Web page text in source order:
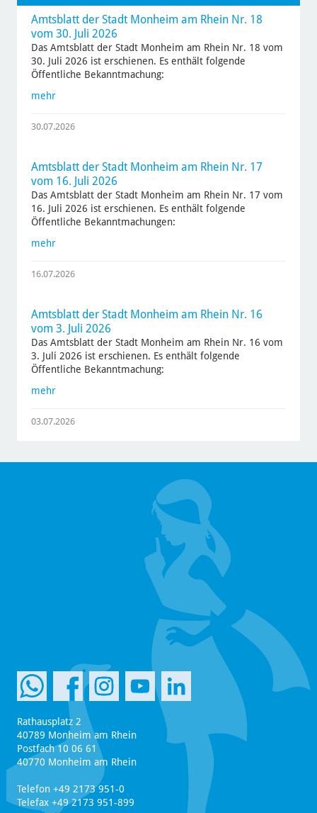
Amtsblatt der Stadt Monheim am Rhein Nr. 18
vom 30. Juli 2026
Das Amtsblatt der Stadt Monheim am Rhein Nr. 18 vom
30. Juli 2026 ist erschienen. Es enthält folgende
Öffentliche Bekanntmachung:
mehr
30.07.2026
Amtsblatt der Stadt Monheim am Rhein Nr. 17
vom 16. Juli 2026
Das Amtsblatt der Stadt Monheim am Rhein Nr. 17 vom
16. Juli 2026 ist erschienen. Es enthält folgende
Öffentliche Bekanntmachungen:
mehr
16.07.2026
Amtsblatt der Stadt Monheim am Rhein Nr. 16
vom 3. Juli 2026
Das Amtsblatt der Stadt Monheim am Rhein Nr. 16 vom
3. Juli 2026 ist erschienen. Es enthält folgende
Öffentliche Bekanntmachung:
mehr
03.07.2026
Rathausplatz 2
40789 Monheim am Rhein
Postfach 10 06 61
40770 Monheim am Rhein
Telefon +49 2173 951-0
Telefax +49 2173 951-899